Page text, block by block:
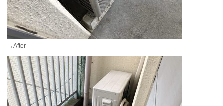
→After